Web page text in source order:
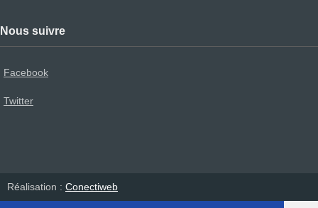
Nous suivre
Facebook
Twitter
Réalisation : Conectiweb